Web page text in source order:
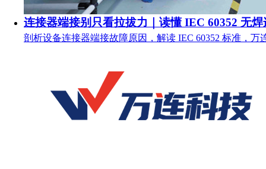
连接器端接别只看拉拔力｜读懂 IEC 60352 无
剖析设备连接器端接故障原因，解读 IEC 60352 标准，